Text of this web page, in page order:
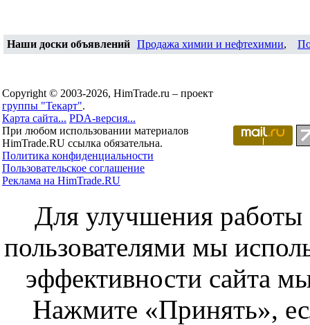
Наши доски объявлений Продажа химии и нефтехимии,
Copyright © 2003-2026, HimTrade.ru – проект
группы "Текарт".
Карта сайта... PDA-версия...
При любом использовании материалов
HimTrade.RU ссылка обязательна.
Политика конфиденциальности
Пользовательское соглашение
Реклама на HimTrade.RU
Для улучшения работы
пользователями мы
эффективности сайта
Нажмите «Принять»,